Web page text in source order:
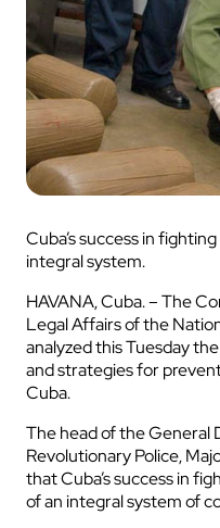
Cuba’s success in
integral system.
HAVANA, Cuba. – The
Legal Affairs of the
analyzed this Tuesday
and strategies for
Cuba.
The head of the General
Revolutionary Police,
that Cuba’s success in
of an integral system of